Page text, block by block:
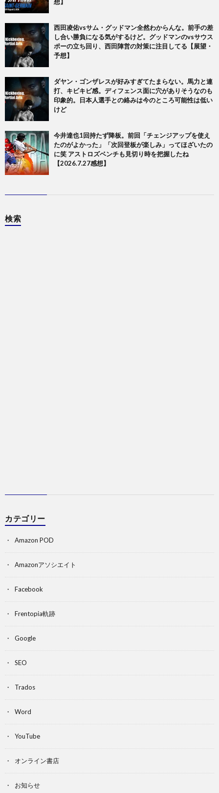
想】
西田凌佑vsサム・グッドマン全然わからんな。前手の差
し合い勝負になる気がするけど。グッドマンのvsサウス
ポーの立ち回り、西田陣営の対策に注目してる【展望・
予想】
ダヤン・ゴンザレスが好みすぎてたまらない。馬力と連
打、キビキビ感。ディフェンス面に穴がありそうなのも
印象的。日本人選手との絡みは今のところ可能性は低い
けど
今井達也1回持たず降板。前回「チェンジアップを使え
たのがよかった」「次回登板が楽しみ」ってほざいたの
に笑 アストロズベンチも見切り時を把握したね
【2026.7.27感想】
検索
カテゴリー
Amazon POD
Amazonアソシエイト
Facebook
Frentopia軌跡
Google
SEO
Trados
Word
YouTube
オンライン書店
お知らせ